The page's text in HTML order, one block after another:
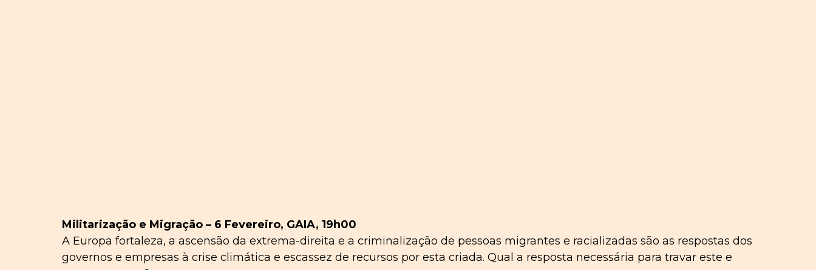
Militarização e Migração – 6 Fevereiro, GAIA, 19h00
A Europa fortaleza, a ascensão da extrema-direita e a criminalização de pessoas migrantes e racializadas são as respostas dos
governos e empresas à crise climática e escassez de recursos por esta criada. Qual a resposta necessária para travar este e